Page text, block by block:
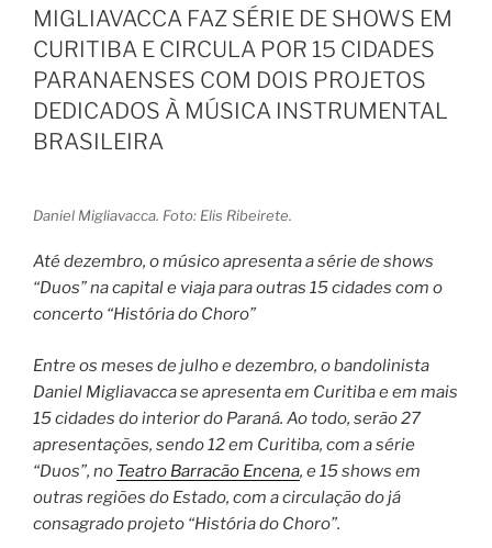
MIGLIAVACCA FAZ SÉRIE DE SHOWS EM
CURITIBA E CIRCULA POR 15 CIDADES
PARANAENSES COM DOIS PROJETOS
DEDICADOS À MÚSICA INSTRUMENTAL
BRASILEIRA
Daniel Migliavacca. Foto: Elis Ribeirete.
Até dezembro, o músico apresenta a série de shows
“Duos” na capital e viaja para outras 15 cidades com o
concerto “História do Choro”
Entre os meses de julho e dezembro, o bandolinista
Daniel Migliavacca se apresenta em Curitiba e em mais
15 cidades do interior do Paraná. Ao todo, serão 27
apresentações, sendo 12 em Curitiba, com a série
“Duos”, no Teatro Barracão Encena, e 15 shows em
outras regiões do Estado, com a circulação do já
consagrado projeto “História do Choro”.